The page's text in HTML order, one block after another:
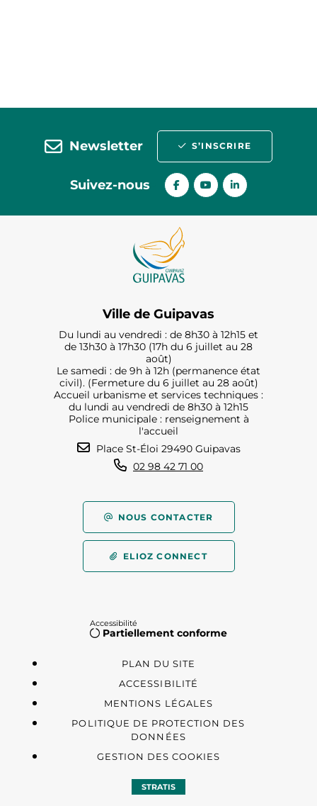
Newsletter S’INSCRIRE
Suivez-nous
Ville de Guipavas
Du lundi au vendredi : de 8h30 à 12h15 et
de 13h30 à 17h30 (17h du 6 juillet au 28
août)
Le samedi : de 9h à 12h (permanence état
civil). (Fermeture du 6 juillet au 28 août)
Accueil urbanisme et services techniques :
du lundi au vendredi de 8h30 à 12h15
Police municipale : renseignement à
l'accueil
Place St-Éloi 29490 Guipavas
02 98 42 71 00
NOUS CONTACTER
ELIOZ CONNECT
Accessibilité
Partiellement conforme
PLAN DU SITE
ACCESSIBILITÉ
MENTIONS LÉGALES
POLITIQUE DE PROTECTION DES
DONNÉES
GESTION DES COOKIES
STRATIS